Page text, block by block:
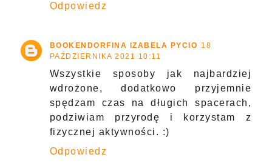
Odpowiedz
BOOKENDORFINA IZABELA PYCIO 18
PAŹDZIERNIKA 2021 10:11
Wszystkie sposoby jak najbardziej
wdrożone, dodatkowo przyjemnie
spędzam czas na długich spacerach,
podziwiam przyrodę i korzystam z
fizycznej aktywności. :)
Odpowiedz